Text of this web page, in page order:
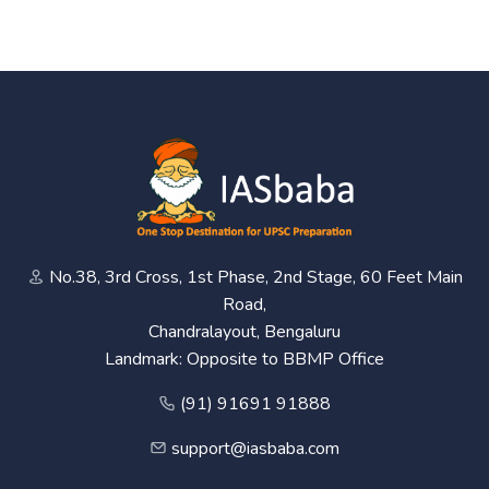
No.38, 3rd Cross, 1st Phase, 2nd Stage, 60 Feet Main
Road,
Chandralayout, Bengaluru
Landmark: Opposite to BBMP Office
(91) 91691 91888
support@iasbaba.com